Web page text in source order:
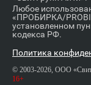
Любое
«ПРОБИРКА/
установленном
кодекса РФ.
Политика
© 2003-2026, ООО
16+